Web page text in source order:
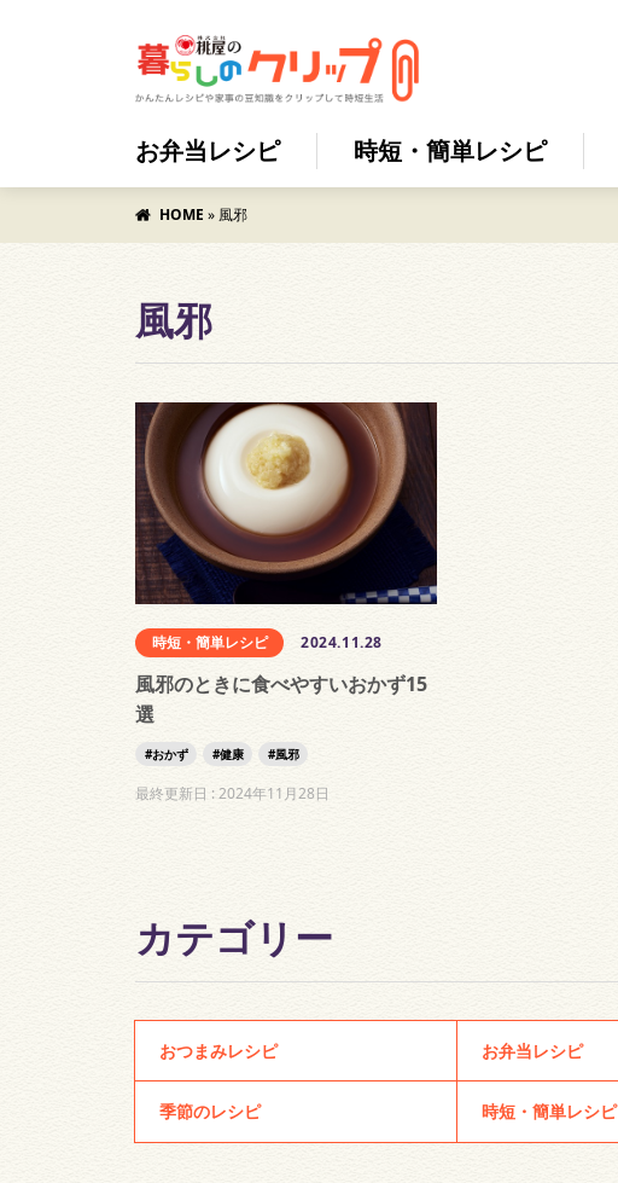
お弁当レシピ 時短・簡単レシピ
HOME » 風邪
風邪
時短・簡単レシピ 2024.11.28
風邪のときに食べやすいおかず15
選
おかず 健康 風邪
最終更新日 : 2024年11月28日
カテゴリー
おつまみレシピ お弁当レシピ
季節のレシピ 時短・簡単レシピ